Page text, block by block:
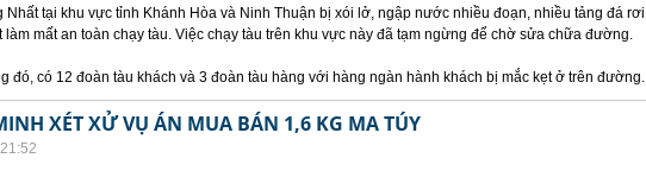
Nhất tại khu vực tỉnh Khánh Hòa và Ninh Thuận bị xói lở, ngập nước nhiều đoạn, nhiều tảng đá rơi
mất an toàn chạy tàu. Việc chạy tàu trên khu vực này đã tạm ngừng để chờ sửa chữa đường.
đó, có 12 đoàn tàu khách và 3 đoàn tàu hàng với hàng ngàn hành khách bị mắc kẹt ở trên đường.
XÉT XỬ VỤ ÁN MUA BÁN 1,6 KG MA TÚY